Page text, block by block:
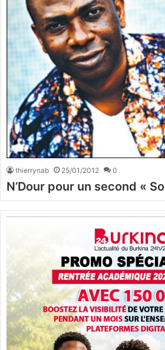
thierrynab 25/01/2012 0
N’Dour pour un second «